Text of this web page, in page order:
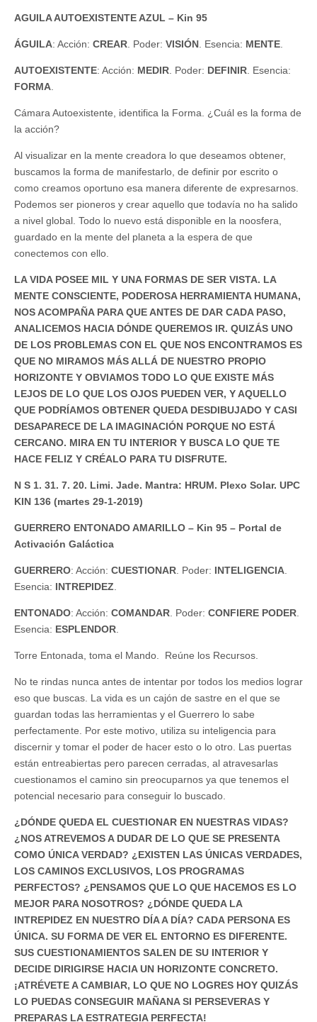
AGUILA AUTOEXISTENTE AZUL – Kin 95
ÁGUILA: Acción: CREAR . Poder: VISIÓN . Esencia: MENTE
AUTOEXISTENTE: Acción: MEDIR . Poder: DEFINIR . Esencia:
FORMA
Cámara Autoexistente, identifica la Forma. ¿Cuál es la forma de
la acción?
Al visualizar en la mente creadora lo que deseamos obtener,
buscamos la forma de manifestarlo, de definir por escrito o
como creamos oportuno esa manera diferente de expresarnos.
Podemos ser pioneros y crear aquello que todavía no ha salido
a nivel global. Todo lo nuevo está disponible en la noosfera,
guardado en la mente del planeta a la espera de que
conectemos con ello.
LA VIDA POSEE MIL Y UNA FORMAS DE SER VISTA. LA
MENTE CONSCIENTE, PODEROSA HERRAMIENTA HUMANA,
NOS ACOMPAÑA PARA QUE ANTES DE DAR CADA PASO,
ANALICEMOS HACIA DÓNDE QUEREMOS IR. QUIZÁS UNO
DE LOS PROBLEMAS CON EL QUE NOS ENCONTRAMOS ES
QUE NO MIRAMOS MÁS ALLÁ DE NUESTRO PROPIO
HORIZONTE Y OBVIAMOS TODO LO QUE EXISTE MÁS
LEJOS DE LO QUE LOS OJOS PUEDEN VER, Y AQUELLO
QUE PODRÍAMOS OBTENER QUEDA DESDIBUJADO Y CASI
DESAPARECE DE LA IMAGINACIÓN PORQUE NO ESTÁ
CERCANO. MIRA EN TU INTERIOR Y BUSCA LO QUE TE
HACE FELIZ Y CRÉALO PARA TU DISFRUTE.
N S 1. 31. 7. 20. Limi. Jade. Mantra: HRUM. Plexo Solar. UPC
KIN 136 (martes 29-1-2019)
GUERRERO ENTONADO AMARILLO – Kin 95 – Portal de
Activación Galáctica
GUERRERO: Acción: CUESTIONAR . Poder: INTELIGENCIA
Esencia: INTREPIDEZ
ENTONADO: Acción: COMANDAR . Poder: CONFIERE PODER
Esencia: ESPLENDOR
Torre Entonada, toma el Mando. Reúne los Recursos.
No te rindas nunca antes de intentar por todos los medios lograr
eso que buscas. La vida es un cajón de sastre en el que se
guardan todas las herramientas y el Guerrero lo sabe
perfectamente. Por este motivo, utiliza su inteligencia para
discernir y tomar el poder de hacer esto o lo otro. Las puertas
están entreabiertas pero parecen cerradas, al atravesarlas
cuestionamos el camino sin preocuparnos ya que tenemos el
potencial necesario para conseguir lo buscado.
¿DÓNDE QUEDA EL CUESTIONAR EN NUESTRAS VIDAS?
¿NOS ATREVEMOS A DUDAR DE LO QUE SE PRESENTA
COMO ÚNICA VERDAD? ¿EXISTEN LAS ÚNICAS VERDADES,
LOS CAMINOS EXCLUSIVOS, LOS PROGRAMAS
PERFECTOS? ¿PENSAMOS QUE LO QUE HACEMOS ES LO
MEJOR PARA NOSOTROS? ¿DÓNDE QUEDA LA
INTREPIDEZ EN NUESTRO DÍA A DÍA? CADA PERSONA ES
ÚNICA. SU FORMA DE VER EL ENTORNO ES DIFERENTE.
SUS CUESTIONAMIENTOS SALEN DE SU INTERIOR Y
DECIDE DIRIGIRSE HACIA UN HORIZONTE CONCRETO.
¡ATRÉVETE A CAMBIAR, LO QUE NO LOGRES HOY QUIZÁS
LO PUEDAS CONSEGUIR MAÑANA SI PERSEVERAS Y
PREPARAS LA ESTRATEGIA PERFECTA!